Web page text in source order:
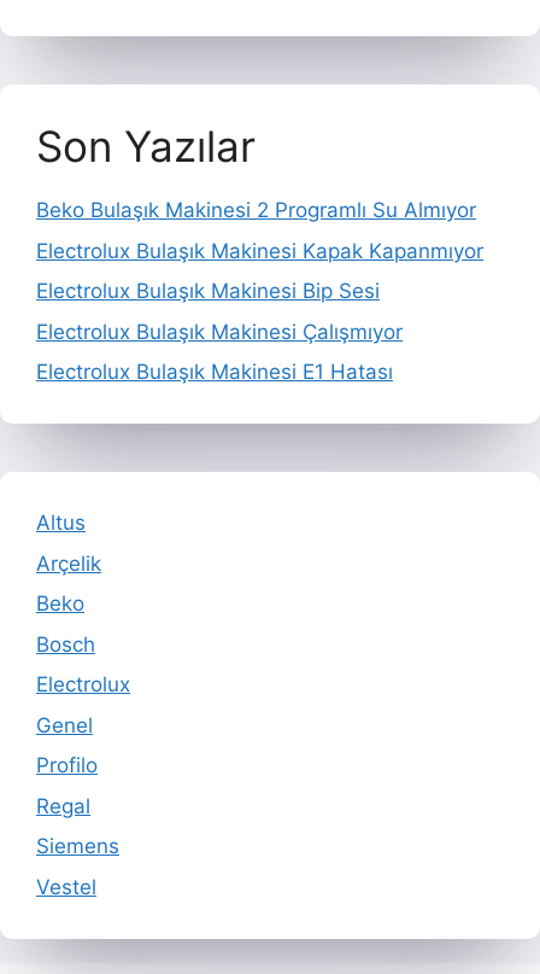
Son Yazılar
Beko Bulaşık Makinesi 2 Programlı Su Almıyor
Electrolux Bulaşık Makinesi Kapak Kapanmıyor
Electrolux Bulaşık Makinesi Bip Sesi
Electrolux Bulaşık Makinesi Çalışmıyor
Electrolux Bulaşık Makinesi E1 Hatası
Altus
Arçelik
Beko
Bosch
Electrolux
Genel
Profilo
Regal
Siemens
Vestel